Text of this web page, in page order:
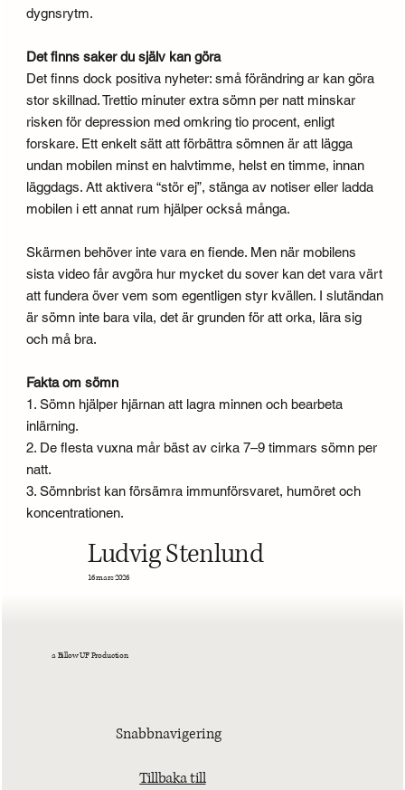
dygnsrytm.
Det finns saker du själv kan göra
Det finns dock positiva nyheter: små förändring ar kan göra
stor skillnad. Trettio minuter extra sömn per natt minskar
risken för depression med omkring tio procent, enligt
forskare. Ett enkelt sätt att förbättra sömnen är att lägga
undan mobilen minst en halvtimme, helst en timme, innan
läggdags. Att aktivera “stör ej”, stänga av notiser eller ladda
mobilen i ett annat rum hjälper också många.
Skärmen behöver inte vara en fiende. Men när mobilens
sista video får avgöra hur mycket du sover kan det vara värt
att fundera över vem som egentligen styr kvällen. I slutändan
är sömn inte bara vila, det är grunden för att orka, lära sig
och må bra.
Fakta om sömn
1. Sömn hjälper hjärnan att lagra minnen och bearbeta
inlärning.
2. De flesta vuxna mår bäst av cirka 7–9 timmars sömn per
natt.
3. Sömnbrist kan försämra immunförsvaret, humöret och
koncentrationen.
Ludvig Stenlund
16 mars 2026
Snabbnavigering
Tillbaka till
a Billow UF Production